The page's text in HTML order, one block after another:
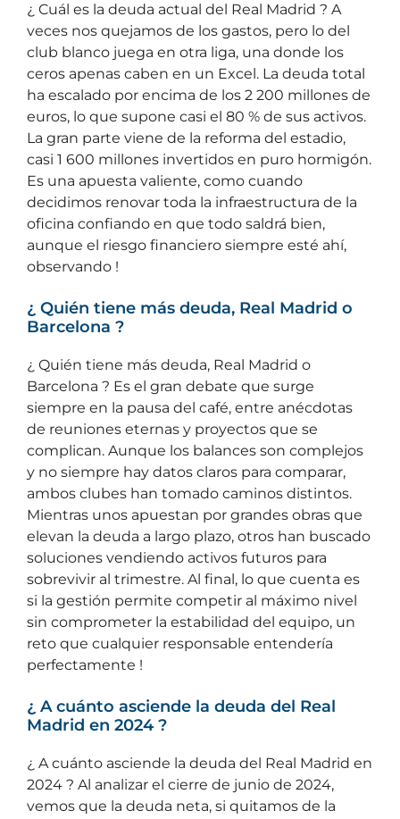
¿ Cuál es la deuda actual del Real Madrid ? A
veces nos quejamos de los gastos, pero lo del
club blanco juega en otra liga, una donde los
ceros apenas caben en un Excel. La deuda total
ha escalado por encima de los 2 200 millones de
euros, lo que supone casi el 80 % de sus activos.
La gran parte viene de la reforma del estadio,
casi 1 600 millones invertidos en puro hormigón.
Es una apuesta valiente, como cuando
decidimos renovar toda la infraestructura de la
oficina confiando en que todo saldrá bien,
aunque el riesgo financiero siempre esté ahí,
observando !
¿ Quién tiene más deuda, Real Madrid o
Barcelona ?
¿ Quién tiene más deuda, Real Madrid o
Barcelona ? Es el gran debate que surge
siempre en la pausa del café, entre anécdotas
de reuniones eternas y proyectos que se
complican. Aunque los balances son complejos
y no siempre hay datos claros para comparar,
ambos clubes han tomado caminos distintos.
Mientras unos apuestan por grandes obras que
elevan la deuda a largo plazo, otros han buscado
soluciones vendiendo activos futuros para
sobrevivir al trimestre. Al final, lo que cuenta es
si la gestión permite competir al máximo nivel
sin comprometer la estabilidad del equipo, un
reto que cualquier responsable entendería
perfectamente !
¿ A cuánto asciende la deuda del Real
Madrid en 2024 ?
¿ A cuánto asciende la deuda del Real Madrid en
2024 ? Al analizar el cierre de junio de 2024,
vemos que la deuda neta, si quitamos de la